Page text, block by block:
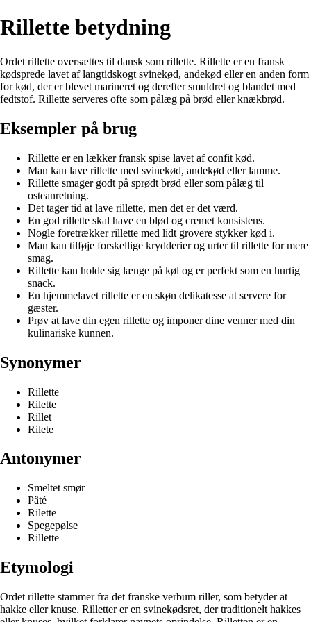
Rillette betydning
Ordet rillette oversættes til dansk som rillette. Rillette er en fransk
kødsprede lavet af langtidskogt svinekød, andekød eller en anden form
for kød, der er blevet marineret og derefter smuldret og blandet med
fedtstof. Rillette serveres ofte som pålæg på brød eller knækbrød.
Eksempler på brug
Rillette er en lækker fransk spise lavet af confit kød.
Man kan lave rillette med svinekød, andekød eller lamme.
Rillette smager godt på sprødt brød eller som pålæg til
osteanretning.
Det tager tid at lave rillette, men det er det værd.
En god rillette skal have en blød og cremet konsistens.
Nogle foretrækker rillette med lidt grovere stykker kød i.
Man kan tilføje forskellige krydderier og urter til rillette for mere
smag.
Rillette kan holde sig længe på køl og er perfekt som en hurtig
snack.
En hjemmelavet rillette er en skøn delikatesse at servere for
gæster.
Prøv at lave din egen rillette og imponer dine venner med din
kulinariske kunnen.
Synonymer
Rillette
Rilette
Rillet
Rilete
Antonymer
Smeltet smør
Pâté
Rilette
Spegepølse
Rillette
Etymologi
Ordet rillette stammer fra det franske verbum riller, som betyder at
hakke eller knuse. Rilletter er en svinekødsret, der traditionelt hakkes